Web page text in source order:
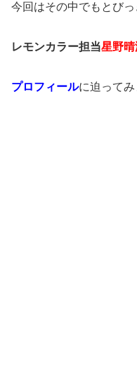
今回はその中でもとび
レモンカラー担当星野
プロフィールに迫ってみ